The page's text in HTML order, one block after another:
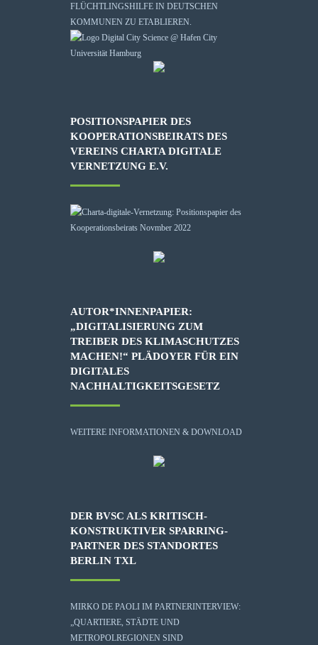
FLÜCHTLINGSHILFE IN DEUTSCHEN
KOMMUNEN ZU ETABLIEREN.
POSITIONSPAPIER DES
KOOPERATIONSBEIRATS DES
VEREINS CHARTA DIGITALE
VERNETZUNG E.V.
AUTOR*INNENPAPIER:
„DIGITALISIERUNG ZUM
TREIBER DES KLIMASCHUTZES
MACHEN!“ PLÄDOYER FÜR EIN
DIGITALES
NACHHALTIGKEITSGESETZ
WEITERE INFORMATIONEN & DOWNLOAD
DER BVSC ALS KRITISCH-
KONSTRUKTIVER SPARRING-
PARTNER DES STANDORTES
BERLIN TXL
MIRKO DE PAOLI IM PARTNERINTERVIEW:
„QUARTIERE, STÄDTE UND
METROPOLREGIONEN SIND